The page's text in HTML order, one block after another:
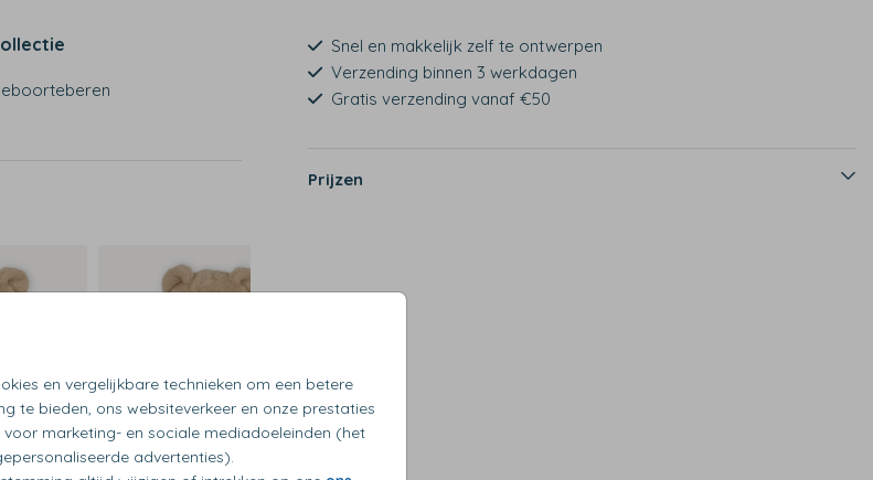
en vergelijkbare technieken om een betere
te bieden, ons websiteverkeer en onze prestaties
voor marketing- en sociale mediadoeleinden (het
advertenties).
Snel en makkelijk zelf te ontwerpen
Verzending binnen 3 werkdagen
Gratis verzending vanaf €50
Prijzen